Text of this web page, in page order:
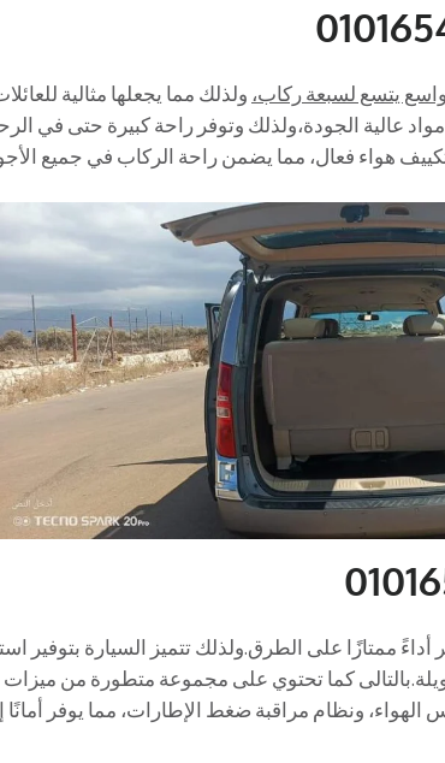
يتسع لسبعة ركاب، ولذلك مما يجعلها مثالية
عالية الجودة،ولذلك وتوفر راحة كبيرة حتى في
هواء فعال، مما يضمن راحة الركاب في جميع
ممتازًا على الطرق.ولذلك تتميز السيارة بتوفير
كما تحتوي على مجموعة متطورة من ميزات
الهواء، ونظام مراقبة ضغط الإطارات، مما يوفر أمانًا